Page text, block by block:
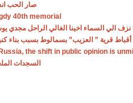
صار الحب
40th memorial
نزف الي السماء اخينا الغالي الراحل مجدي
أقباط قرية ” العزيب” بسمالوط بسبب بناء
the shift in public opinion is
السجدات